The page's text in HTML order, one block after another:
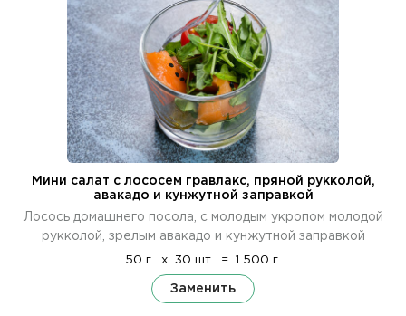
Мини салат с лососем гравлакс, пряной рукколой,
авакадо и кунжутной заправкой
Лосось домашнего посола, с молодым укропом молодой
рукколой, зрелым авакадо и кунжутной заправкой
50 г. x 30 шт. = 1 500 г.
Заменить